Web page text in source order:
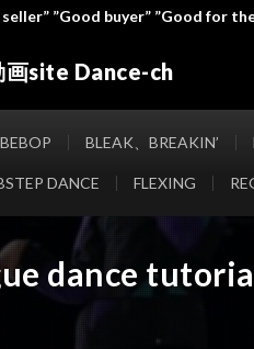
”Good buyer” ”Good for
画site Dance-ch
BEBOP BLEAK、BREAKIN’
DANCE FLEXING
dance